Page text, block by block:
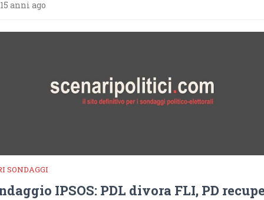
anni ago
SONDAGGI
IPSOS: PDL divora FLI, PD